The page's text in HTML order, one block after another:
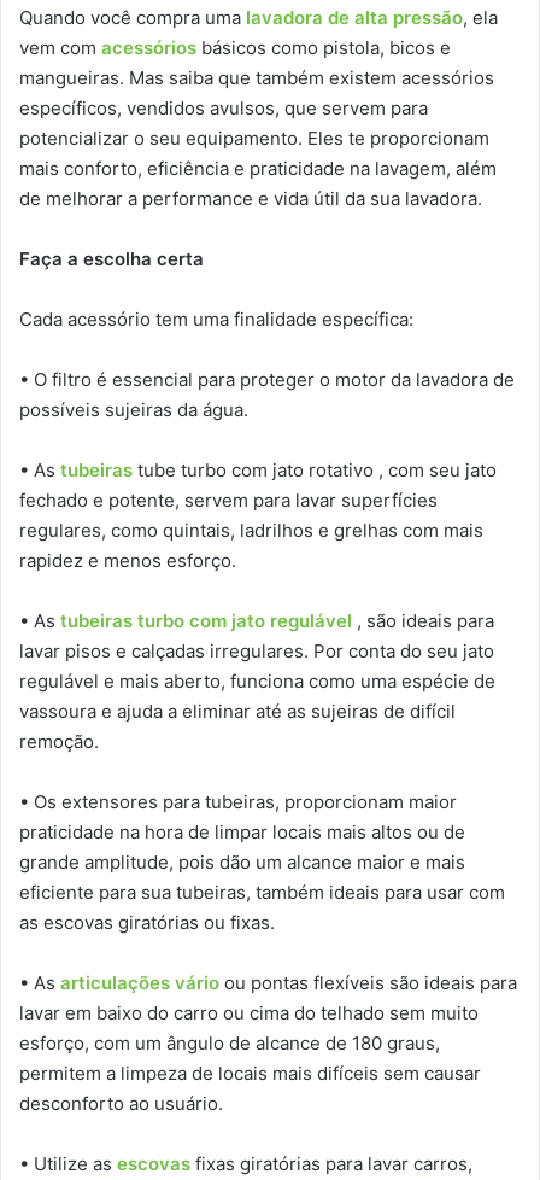
Quando você compra uma lavadora de alta pressão, ela
vem com acessórios básicos como pistola, bicos e
mangueiras. Mas saiba que também existem acessórios
específicos, vendidos avulsos, que servem para
potencializar o seu equipamento. Eles te proporcionam
mais conforto, eficiência e praticidade na lavagem, além
de melhorar a performance e vida útil da sua lavadora.
Faça a escolha certa
Cada acessório tem uma finalidade específica:
• O filtro é essencial para proteger o motor da lavadora de
possíveis sujeiras da água.
• As tubeiras tube turbo com jato rotativo , com seu jato
fechado e potente, servem para lavar superfícies
regulares, como quintais, ladrilhos e grelhas com mais
rapidez e menos esforço.
• As tubeiras turbo com jato regulável , são ideais para
lavar pisos e calçadas irregulares. Por conta do seu jato
regulável e mais aberto, funciona como uma espécie de
vassoura e ajuda a eliminar até as sujeiras de difícil
remoção.
• Os extensores para tubeiras, proporcionam maior
praticidade na hora de limpar locais mais altos ou de
grande amplitude, pois dão um alcance maior e mais
eficiente para sua tubeiras, também ideais para usar com
as escovas giratórias ou fixas.
• As articulações vário ou pontas flexíveis são ideais para
lavar em baixo do carro ou cima do telhado sem muito
esforço, com um ângulo de alcance de 180 graus,
permitem a limpeza de locais mais difíceis sem causar
desconforto ao usuário.
• Utilize as escovas fixas giratórias para lavar carros,